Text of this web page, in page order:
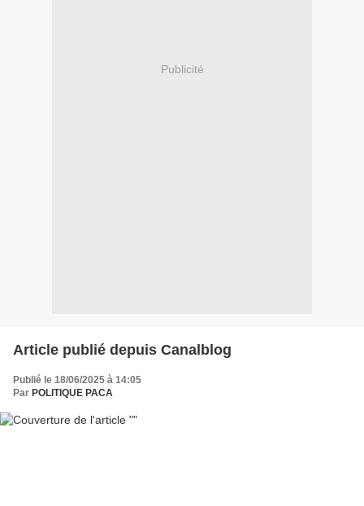
Publicité
Article publié depuis Canalblog
Publié le 18/06/2025 à 14:05
Par POLITIQUE PACA